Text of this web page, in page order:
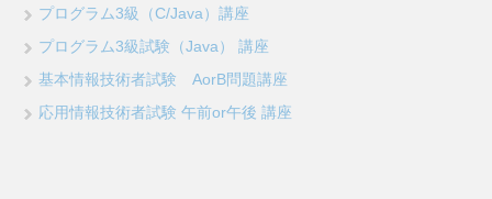
プログラム3級（C/Java）講座
プログラム3級試験（Java） 講座
基本情報技術者試験 AorB問題講座
応用情報技術者試験 午前or午後 講座